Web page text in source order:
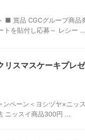
■ 賞品 CGCグループ商品
トを貼付し応募～ レシー ...
スマスケーキプレ
ペーン＜ヨシヅヤ×ニッ
ッスイ商品300円 ...